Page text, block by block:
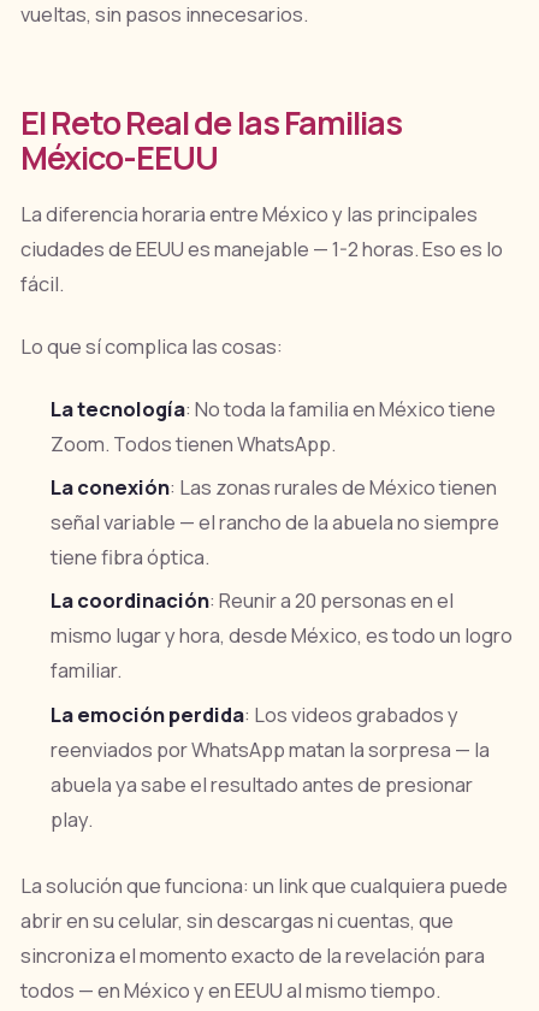
vueltas, sin pasos innecesarios.
El Reto Real de las Familias
México-EEUU
La diferencia horaria entre México y las principales
ciudades de EEUU es manejable — 1-2 horas. Eso es lo
fácil.
Lo que sí complica las cosas:
La tecnología: No toda la familia en México tiene
Zoom. Todos tienen WhatsApp.
La conexión: Las zonas rurales de México tienen
señal variable — el rancho de la abuela no siempre
tiene fibra óptica.
La coordinación: Reunir a 20 personas en el
mismo lugar y hora, desde México, es todo un logro
familiar.
La emoción perdida: Los videos grabados y
reenviados por WhatsApp matan la sorpresa — la
abuela ya sabe el resultado antes de presionar
play.
La solución que funciona: un link que cualquiera puede
abrir en su celular, sin descargas ni cuentas, que
sincroniza el momento exacto de la revelación para
todos — en México y en EEUU al mismo tiempo.